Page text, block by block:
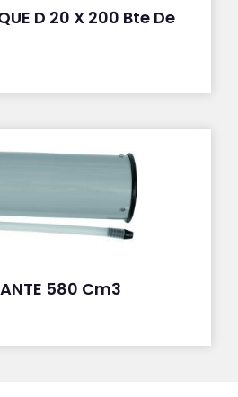
D 20 X 200 Bte De
580 Cm3